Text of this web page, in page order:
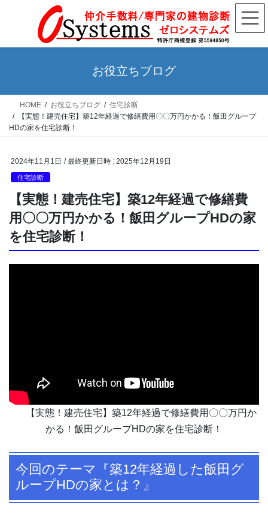
ン
ス
ー
ン
お役立ちブログ
HOME お役立ちブログ
住宅診断
【実態！建売住宅】築12年経過で修繕費用〇〇万円かかる！飯田グループ
HDの家を住宅診断！
2024年11月1日 / 最終更新日時 : 2025年12月19日
住宅診断
【実態！建売住宅】築12年経過で修繕費
用〇〇万円かかる！飯田グループHDの家
を住宅診断！
【実態！建売住宅】築12年経過で修繕費用〇〇万円か
かる！飯田グループHDの家を住宅診断！
今回のテーマ『築12年経過した飯田グ
ループHDの家とは？』